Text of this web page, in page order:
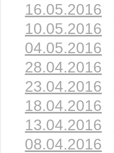
16.05.2016
10.05.2016
04.05.2016
28.04.2016
23.04.2016
18.04.2016
13.04.2016
08.04.2016